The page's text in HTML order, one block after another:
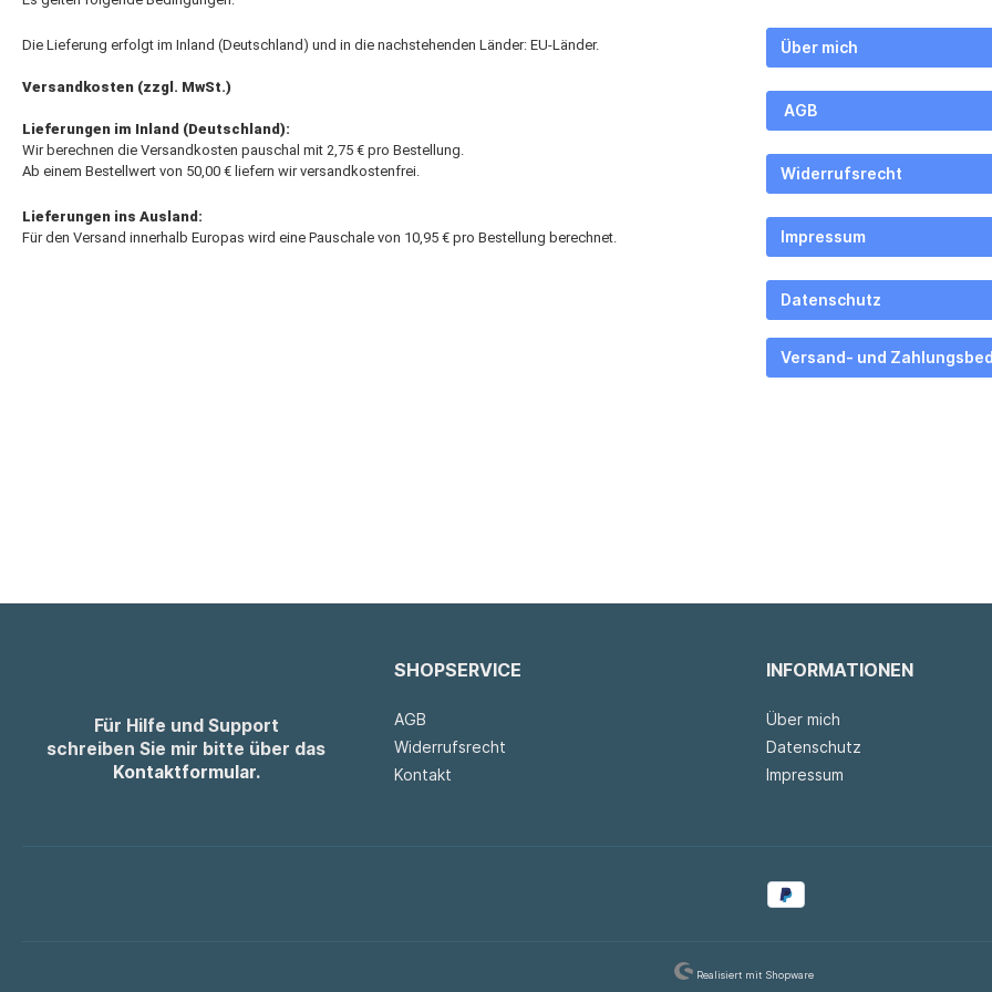
Die Lieferung erfolgt im Inland (Deutschland) und in die nachstehenden Länder: EU-Länder.
Versandkosten (zzgl. MwSt.)
Lieferungen im Inland (Deutschland):
Wir berechnen die Versandkosten pauschal mit 2,75 € pro Bestellung.
Ab einem Bestellwert von 50,00 € liefern wir versandkostenfrei.
Lieferungen ins Ausland:
Für den Versand innerhalb Europas wird eine Pauschale von 10,95 € pro Bestellung berechnet.
Über
Versand- und
Für Hilfe und Support
schreiben Sie mir bitte über das
Kontaktformular.
SHOPSERVICE
AGB
Widerrufsrecht
Kontakt
INFORMATIONEN
Über mich
Datenschutz
Impressum
Realisiert mit Shopware